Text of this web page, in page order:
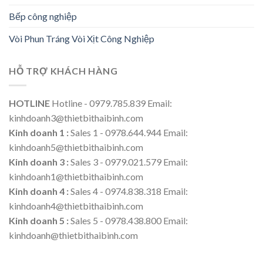
Bếp công nghiệp
Vòi Phun Tráng Vòi Xịt Công Nghiệp
HỖ TRỢ KHÁCH HÀNG
HOTLINE Hotline - 0979.785.839 Email:
kinhdoanh3@thietbithaibinh.com
Kinh doanh 1 :Sales 1 - 0978.644.944 Email:
kinhdoanh5@thietbithaibinh.com
Kinh doanh 3 :Sales 3 - 0979.021.579 Email:
kinhdoanh1@thietbithaibinh.com
Kinh doanh 4 :Sales 4 - 0974.838.318 Email:
kinhdoanh4@thietbithaibinh.com
Kinh doanh 5 :Sales 5 - 0978.438.800 Email:
kinhdoanh@thietbithaibinh.com